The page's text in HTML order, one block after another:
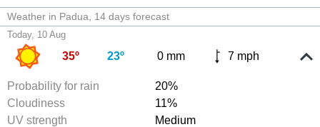
Weather in Padua 14 days forecast
Today, 10 Aug
35º 23º 0 mm 7 mph
Probability for rain
20%
Cloudiness
11%
UV strength
Medium